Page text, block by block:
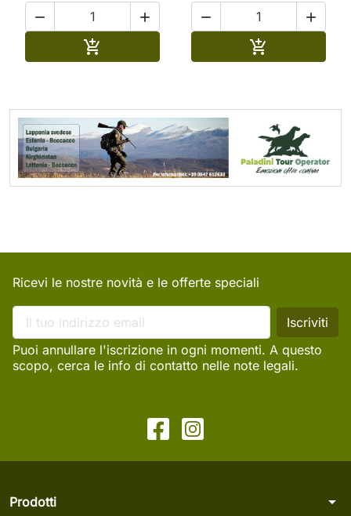
 

 

Ricevi le nostre novità e le offerte speciali
Puoi annullare l'iscrizione in ogni momenti. A questo
scopo, cerca le info di contatto nelle note legali.
Prodotti arrow_drop_down